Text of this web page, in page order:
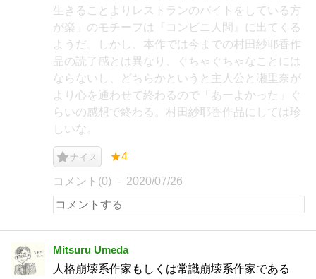
生きることよりレストランのバイトをしている方
が楽」のモチーフは『コンビニ人間』に出てくる
ようだ。しかし、本作では今までの村田紗耶香作
品の読了感とは異なり、ぐちゃぐちゃなことには
ならないし、どちらかというと主人公と瀬里奈が
より心を通わせて終わるので「あーよかった」ぐ
らいの感想で終わる。村田紗耶香作品にしては珍
しいな。
ナイス ★4
コメント(0) 2020/07/26
Mitsuru Umeda
人格崩壊系作家もしくは常識崩壊系作家である